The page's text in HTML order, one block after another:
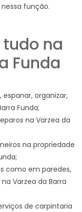
função.
na
Funda
espanar, organizar,
Funda;
na Varzea da
na propriedade
como em paredes,
Varzea da Barra
de carpintaria